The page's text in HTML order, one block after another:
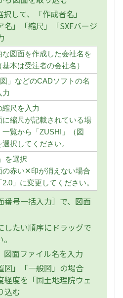
して、「作成者名」
名」「縮尺」「SXFバージ
な図面を作成した会社名を
基本は受注者の会社名）
図」などのCADソフトの名
力
縮尺を入力
縮尺が記載されている場
一覧から「ZUSHI」（図
選択してください。
を選択
赤い✕印が消えない場合
2.0」に変更してください。
号一括入力］で、図面
たい順序にドラッグで
面ファイル名を入力
」「一般図」の場合
経度を「国土地理院ウェ
込む